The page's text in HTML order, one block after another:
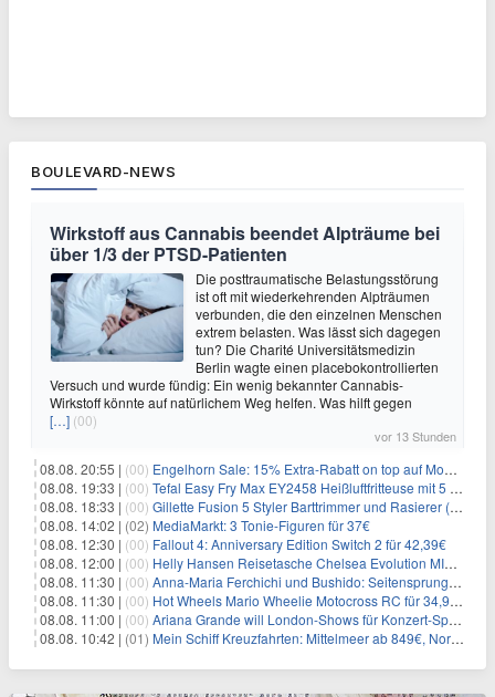
BOULEVARD-NEWS
Wirkstoff aus Cannabis beendet Alpträume bei
über 1/3 der PTSD-Patienten
Die posttraumatische Belastungsstörung
ist oft mit wiederkehrenden Alpträumen
verbunden, die den einzelnen Menschen
extrem belasten. Was lässt sich dagegen
tun? Die Charité Universitätsmedizin
Berlin wagte einen placebokontrollierten
Versuch und wurde fündig: Ein wenig bekannter Cannabis-
Wirkstoff könnte auf natürlichem Weg helfen. Was hilft gegen
[…] (00)
vor 13 Stunden
08.08. 20:55 | (00) Engelhorn Sale: 15% Extra-Rabatt on top auf Mode- und Sport-Artikel
08.08. 19:33 | (00) Tefal Easy Fry Max EY2458 Heißluftfritteuse mit 5 Litern für 64,99€
08.08. 18:33 | (00) Gillette Fusion 5 Styler Barttrimmer und Rasierer (All in One) für 16€
08.08. 14:02 | (02) MediaMarkt: 3 Tonie-Figuren für 37€
08.08. 12:30 | (00) Fallout 4: Anniversary Edition Switch 2 für 42,39€
08.08. 12:00 | (00) Helly Hansen Reisetasche Chelsea Evolution MID 54L für 29,99€
08.08. 11:30 | (00) Anna-Maria Ferchichi und Bushido: Seitensprung wäre kein Trennungsgrund
08.08. 11:30 | (00) Hot Wheels Mario Wheelie Motocross RC für 34,99€
08.08. 11:00 | (00) Ariana Grande will London-Shows für Konzert-Special filmen
08.08. 10:42 | (01) Mein Schiff Kreuzfahrten: Mittelmeer ab 849€, Norwegen ab 999€ p.P.